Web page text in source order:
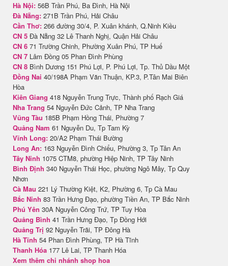
Hà Nội: 56B Trần Phú, Ba Đình, Hà Nội
Đà Nẵng: 271B Trần Phú, Hải Châu
Cần Thơ: 266 đường 30/4, P. Xuân khánh, Q.Ninh Kiều
CN 5 Đà Nẵng 32 Lê Thanh Nghị, Quận Hải Châu
CN 6 71 Trường Chinh, Phường Xuân Phú, TP Huế
CN 7 Lâm Đồng 05 Phan Đình Phùng
CN 8 Bình Dương 151 Phú Lợi, P. Phú Lợi, Tp. Thủ Dầu Một
Đồng Nai 40/198A Phạm Văn Thuận, KP.3, P.Tân Mai Biên
Hòa
Kiên Giang 418 Nguyễn Trung Trực, Thành phố Rạch Giá
Nha Trang 54 Nguyễn Đức Cảnh, TP Nha Trang
Vũng Tàu 185B Phạm Hồng Thái, Phường 7
Quảng Nam 61 Nguyễn Du, Tp Tam Kỳ
Vĩnh Long: 20/A2 Phạm Thái Bường
Long An: 163 Nguyễn Đình Chiểu, Phường 3, Tp Tân An
Tây Ninh 1075 CTM8, phường Hiệp Ninh, TP Tây Ninh
Bình Định 340 Nguyễn Thái Học, phường Ngô Mây, Tp Quy
Nhơn
Cà Mau 221 Lý Thường Kiệt, K2, Phường 6, Tp Cà Mau
Bắc Ninh 83 Trần Hưng Đạo, phường Tiền An, TP Bắc Ninh
Phú Yên 30A Nguyễn Công Trứ, TP Tuy Hòa
Quảng Bình 41 Trần Hưng Đạo, Tp Đồng Hới
Quảng Trị 92 Nguyễn Trãi, TP Đông Hà
Hà Tĩnh 54 Phan Đình Phùng, TP Hà Tĩnh
Thanh Hóa 177 Lê Lai, TP Thanh Hóa
Xem thêm chi nhánh shop hoa